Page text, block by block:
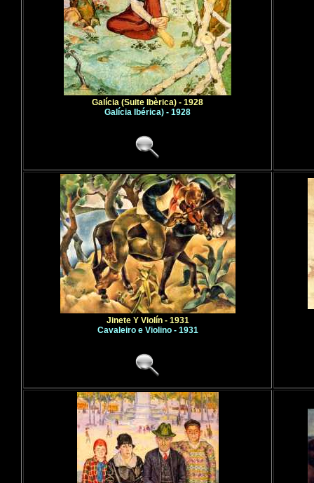
Galícia (Suite Ibèrica) - 1928
Galícia Ibérica) - 1928
Jinete Y Violín - 1931
Cavaleiro e Violino - 1931